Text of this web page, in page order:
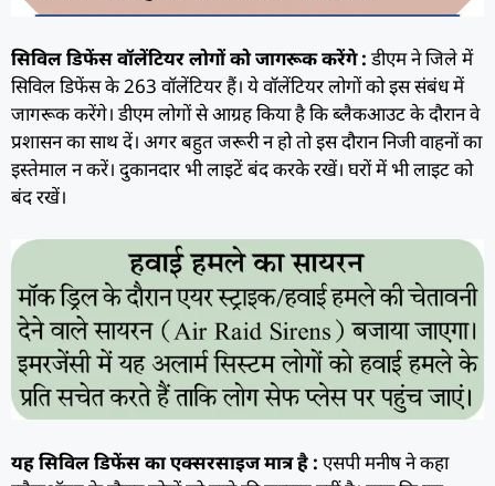
सिविल डिफेंस वॉलेंटियर लोगों को जागरूक करेंगे :डीएम ने जिले में
सिविल डिफेंस के 263 वॉलेंटियर हैं। ये वाॅलेंटियर लोगों को इस संबंध में
जागरूक करेंगे। डीएम लोगों से आग्रह किया है कि ब्लैकआउट के दौरान वे
प्रशासन का साथ दें। अगर बहुत जरूरी न हो तो इस दौरान निजी वाहनों का
इस्तेमाल न करें। दुकानदार भी लाइटें बंद करके रखें। घरों में भी लाइट को
बंद रखें।
यह सिविल डिफेंस का एक्सरसाइज मात्र है : एसपी मनीष ने कहा